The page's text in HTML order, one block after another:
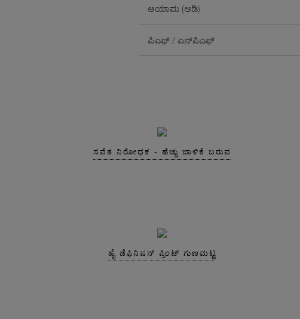
ಆಯಾಮ (ಅಡಿ)
ಪಿಎಫ್ / ಎನ್‌ಪಿಎಫ್
ಸವೆತ ನಿರೋಧಕ - ಹೆಚ್ಚು ಬಾಳಿಕೆ ಬರುವ
ಹೈ ಡೆಫಿನಿಷನ್ ಪ್ರಿಂಟ್ ಗುಣಮಟ್ಟ